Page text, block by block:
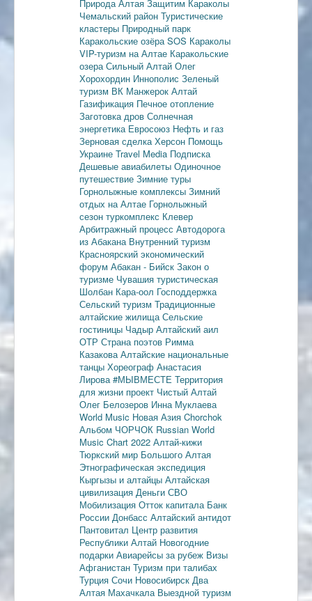
Природа Алтая Защитим Караколы
Чемальский район Туристические
кластеры Природный парк
Каракольские озёраSOS Караколы
VIP-туризм на Алтае Каракольские
озераСильный Алтай Олег
Хорохордин Иннополис Зеленый
туризм ВК Манжерок Алтай
Газификация Печное отопление
Заготовка дров Солнечная
энергетика Евросоюз Нефть и газ
Зерновая сделкаХерсон Помощь
Украине Travel Media Подписка
Дешевые авиабилеты Одиночное
путешествие Зимние туры
Горнолыжные комплексы Зимний
отдых на Алтае Горнолыжный
сезон туркомплекс Клевер
Арбитражный процесс Автодорога
из Абакана Внутренний туризм
Красноярский экономический
форум Абакан - Бийск Закон о
туризме Чувашия туристическая
Шолбан Кара-оол Господдержка
Сельский туризм Традиционные
алтайские жилищаСельские
гостиницы Чадыр Алтайский аил
ОТР Страна поэтов Римма
КазаковаАлтайские национальные
танцы Хореограф Анастасия
Лирова#МЫВМЕСТЕ Территория
для жизни проект Чистый Алтай
Олег Белозеров Инна Муклаева
World Music Новая Азия Chorchok
Альбом ЧОРЧОК Russian World
Music Chart 2022 Алтай-кижи
Тюркский мир Большого Алтая
Этнографическая экспедиция
Кыргызы и алтайцы Алтайская
цивилизация Деньги СВО
Мобилизация Отток капитала Банк
России Донбасс Алтайский антидот
Пантовитал Центр развития
Республики Алтай Новогодние
подарки Авиарейсы за рубеж Визы
Афганистан Туризм при талибах
Турция Сочи Новосибирск Два
Алтая Махачкала Выездной туризм